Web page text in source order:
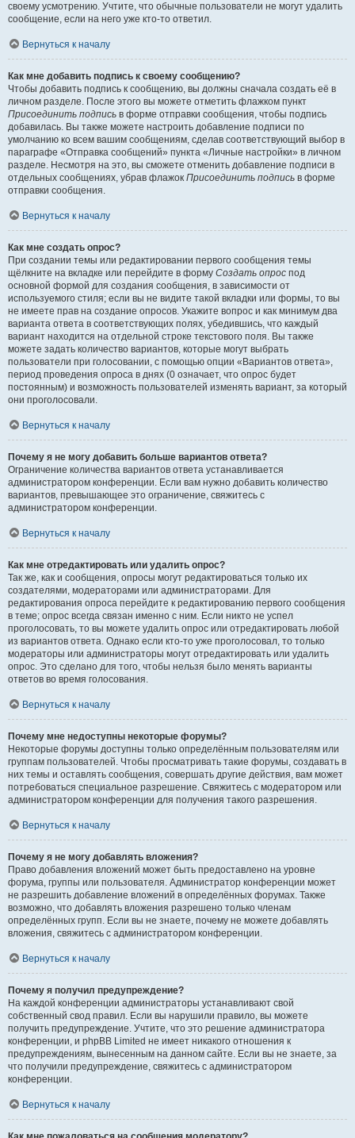
своему усмотрению. Учтите, что обычные пользователи не могут удалить
сообщение, если на него уже кто-то ответил.
Вернуться к началу
Как мне добавить подпись к своему сообщению?
Чтобы добавить подпись к сообщению, вы должны сначала создать её в
личном разделе. После этого вы можете отметить флажком пункт
Присоединить подпись в форме отправки сообщения, чтобы подпись
добавилась. Вы также можете настроить добавление подписи по
умолчанию ко всем вашим сообщениям, сделав соответствующий выбор в
параграфе «Отправка сообщений» пункта «Личные настройки» в личном
разделе. Несмотря на это, вы сможете отменить добавление подписи в
отдельных сообщениях, убрав флажок Присоединить подпись в форме
отправки сообщения.
Вернуться к началу
Как мне создать опрос?
При создании темы или редактировании первого сообщения темы
щёлкните на вкладке или перейдите в форму Создать опрос под
основной формой для создания сообщения, в зависимости от
используемого стиля; если вы не видите такой вкладки или формы, то вы
не имеете прав на создание опросов. Укажите вопрос и как минимум два
варианта ответа в соответствующих полях, убедившись, что каждый
вариант находится на отдельной строке текстового поля. Вы также
можете задать количество вариантов, которые могут выбрать
пользователи при голосовании, с помощью опции «Вариантов ответа»,
период проведения опроса в днях (0 означает, что опрос будет
постоянным) и возможность пользователей изменять вариант, за который
они проголосовали.
Вернуться к началу
Почему я не могу добавить больше вариантов ответа?
Ограничение количества вариантов ответа устанавливается
администратором конференции. Если вам нужно добавить количество
вариантов, превышающее это ограничение, свяжитесь с
администратором конференции.
Вернуться к началу
Как мне отредактировать или удалить опрос?
Так же, как и сообщения, опросы могут редактироваться только их
создателями, модераторами или администраторами. Для
редактирования опроса перейдите к редактированию первого сообщения
в теме; опрос всегда связан именно с ним. Если никто не успел
проголосовать, то вы можете удалить опрос или отредактировать любой
из вариантов ответа. Однако если кто-то уже проголосовал, то только
модераторы или администраторы могут отредактировать или удалить
опрос. Это сделано для того, чтобы нельзя было менять варианты
ответов во время голосования.
Вернуться к началу
Почему мне недоступны некоторые форумы?
Некоторые форумы доступны только определённым пользователям или
группам пользователей. Чтобы просматривать такие форумы, создавать в
них темы и оставлять сообщения, совершать другие действия, вам может
потребоваться специальное разрешение. Свяжитесь с модератором или
администратором конференции для получения такого разрешения.
Вернуться к началу
Почему я не могу добавлять вложения?
Право добавления вложений может быть предоставлено на уровне
форума, группы или пользователя. Администратор конференции может
не разрешить добавление вложений в определённых форумах. Также
возможно, что добавлять вложения разрешено только членам
определённых групп. Если вы не знаете, почему не можете добавлять
вложения, свяжитесь с администратором конференции.
Вернуться к началу
Почему я получил предупреждение?
На каждой конференции администраторы устанавливают свой
собственный свод правил. Если вы нарушили правило, вы можете
получить предупреждение. Учтите, что это решение администратора
конференции, и phpBB Limited не имеет никакого отношения к
предупреждениям, вынесенным на данном сайте. Если вы не знаете, за
что получили предупреждение, свяжитесь с администратором
конференции.
Вернуться к началу